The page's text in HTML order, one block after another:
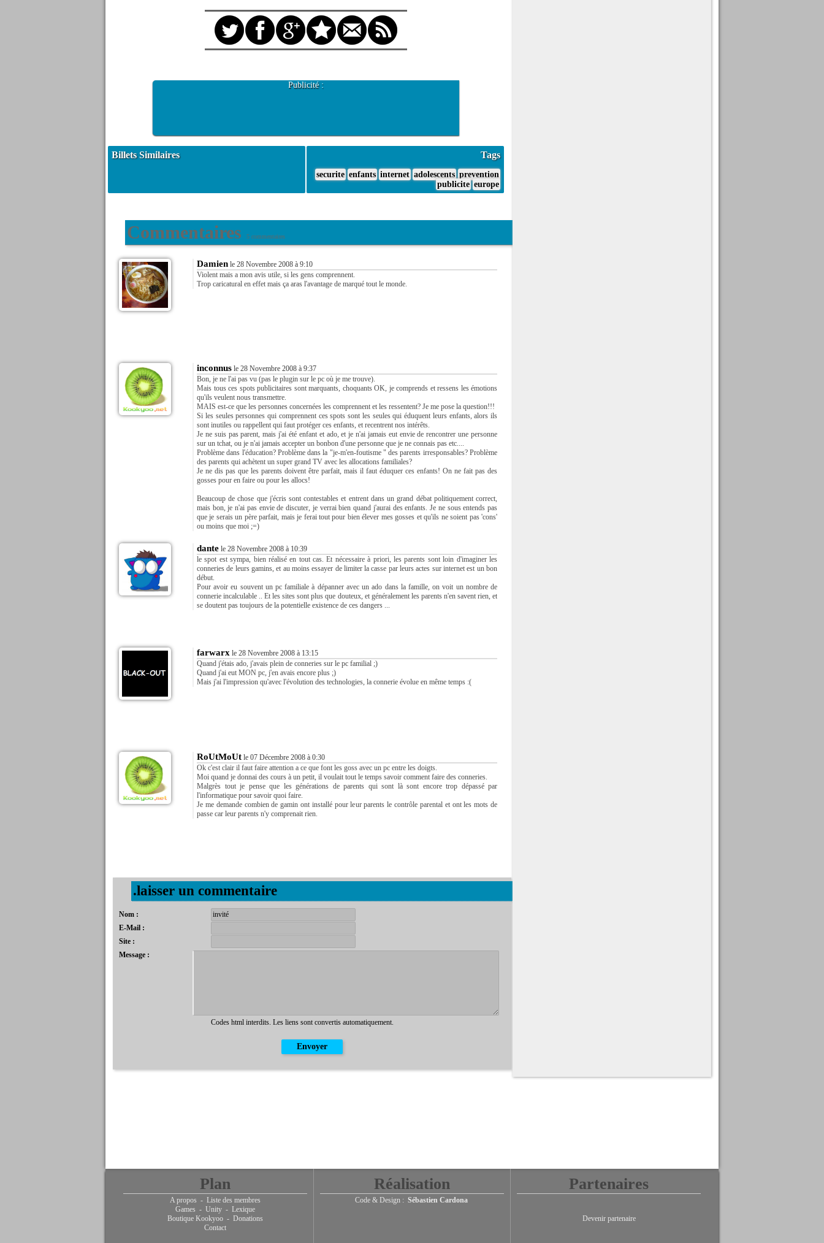
Publicité :
Billets Similaires Tags
securite enfants internet adolescents prevention
publicite europe
Commentaires 5 commentaires
Damien le 28 Novembre 2008 à 9:10
Violent mais a mon avis utile, si les gens comprennent.
Trop caricatural en effet mais ça aras l'avantage de marqué tout le monde.
inconnus le 28 Novembre 2008 à 9:37
Bon, je ne l'ai pas vu (pas le plugin sur le pc où je me trouve).
Mais tous ces spots publicitaires sont marquants, choquants OK, je comprends et ressens les émotions
qu'ils veulent nous transmettre.
MAIS est-ce que les personnes concernées les comprennent et les ressentent? Je me pose la question!!!
Si les seules personnes qui comprennent ces spots sont les seules qui éduquent leurs enfants, alors ils
sont inutiles ou rappellent qui faut protéger ces enfants, et recentrent nos intérêts.
Je ne suis pas parent, mais j'ai été enfant et ado, et je n'ai jamais eut envie de rencontrer une personne
sur un tchat, ou je n'ai jamais accepter un bonbon d'une personne que je ne connais pas etc....
Problème dans l'éducation? Problème dans la "je-m'en-foutisme " des parents irresponsables? Problème
des parents qui achètent un super grand TV avec les allocations familiales?
Je ne dis pas que les parents doivent être parfait, mais il faut éduquer ces enfants! On ne fait pas des
gosses pour en faire ou pour les allocs!
Beaucoup de chose que j'écris sont contestables et entrent dans un grand débat politiquement correct,
mais bon, je n'ai pas envie de discuter, je verrai bien quand j'aurai des enfants. Je ne sous entends pas
que je serais un père parfait, mais je ferai tout pour bien élever mes gosses et qu'ils ne soient pas 'cons'
ou moins que moi ;=)
dante le 28 Novembre 2008 à 10:39
le spot est sympa, bien réalisé en tout cas. Et nécessaire à priori, les parents sont loin d'imaginer les
conneries de leurs gamins, et au moins essayer de limiter la casse par leurs actes sur internet est un bon
début.
Pour avoir eu souvent un pc familiale à dépanner avec un ado dans la famille, on voit un nombre de
connerie incalculable .. Et les sites sont plus que douteux, et généralement les parents n'en savent rien, et
se doutent pas toujours de la potentielle existence de ces dangers ...
farwarx le 28 Novembre 2008 à 13:15
Quand j'étais ado, j'avais plein de conneries sur le pc familial ;)
Quand j'ai eut MON pc, j'en avais encore plus ;)
Mais j'ai l'impression qu'avec l'évolution des technologies, la connerie évolue en même temps :(
RoUtMoUt le 07 Décembre 2008 à 0:30
Ok c'est clair il faut faire attention a ce que font les goss avec un pc entre les doigts.
Moi quand je donnai des cours à un petit, il voulait tout le temps savoir comment faire des conneries.
Malgrès tout je pense que les générations de parents qui sont là sont encore trop dépassé par
l'informatique pour savoir quoi faire.
Je me demande combien de gamin ont installé pour leur parents le contrôle parental et ont les mots de
passe car leur parents n'y comprenait rien.
.laisser un commentaire
Nom :
E-Mail :
Site :
Message :
Codes html interdits. Les liens sont convertis automatiquement.
Plan
A propos - Liste des membres
Games - Unity - Lexique
Boutique Kookyoo - Donations
Contact
Réalisation
Code & Design : Sébastien Cardona
Partenaires
Devenir partenaire